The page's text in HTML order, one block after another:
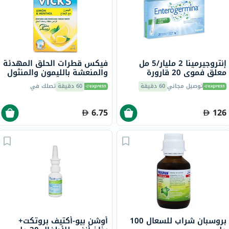
إنتروجيرمينا 2 مليار/5 مل
معلق فموي 20 قارورة
توصيل مجاني60 دقيقة
126
فيكس قطرات الحلق المهدئة
والمنعشة بالليمون والمنثول
40 جرام 60 دقيقة تصلك في
6.75
بروسبان شراب للسعال 100 أوشن بيو-أكتيف بروتكت+